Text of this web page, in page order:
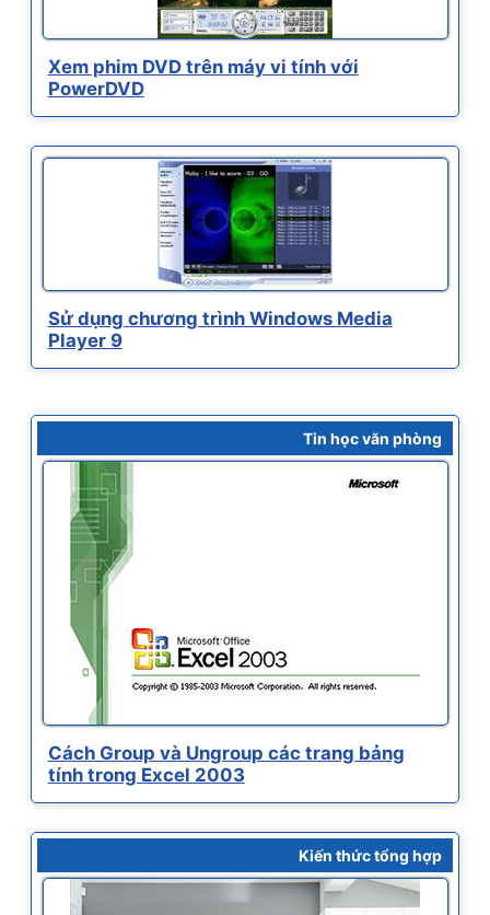
Xem phim DVD trên máy vi tính với
PowerDVD
Sử dụng chương trình Windows Media
Player 9
Tin học văn phòng
Cách Group và Ungroup các trang bảng
tính trong Excel 2003
Kiến thức tổng hợp